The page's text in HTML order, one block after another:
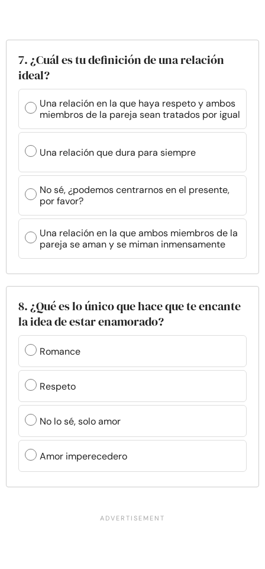
7. ¿Cuál es tu definición de una relación
ideal?
Una relación en la que haya respeto y ambos
miembros de la pareja sean tratados por igual
Una relación que dura para siempre
No sé, ¿podemos centrarnos en el presente,
por favor?
Una relación en la que ambos miembros de la
pareja se aman y se miman inmensamente
8. ¿Qué es lo único que hace que te encante
la idea de estar enamorado?
Romance
Respeto
No lo sé, solo amor
Amor imperecedero